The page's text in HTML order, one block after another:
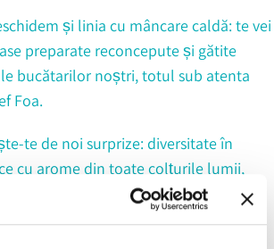
LOCATII
ABOUT US
și linia cu mâncare caldă: te vei
preparate reconcepute și gătite
bucătarilor noștri, totul sub atenta
Foa.
te de noi surprize: diversitate în
cu arome din toate colțurile lumii,
vor veni să gătească alături de Chef